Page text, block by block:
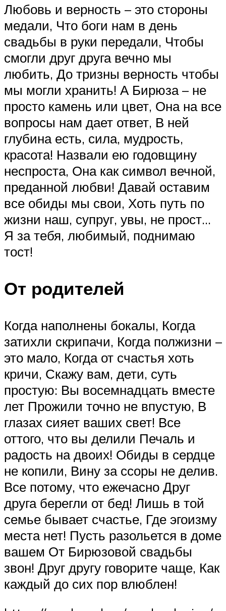
Любовь и верность – это стороны
медали, Что боги нам в день
свадьбы в руки передали, Чтобы
смогли друг друга вечно мы
любить, До тризны верность чтобы
мы могли хранить! А Бирюза – не
просто камень или цвет, Она на все
вопросы нам дает ответ, В ней
глубина есть, сила, мудрость,
красота! Назвали ею годовщину
неспроста, Она как символ вечной,
преданной любви! Давай оставим
все обиды мы свои, Хоть путь по
жизни наш, супруг, увы, не прост…
Я за тебя, любимый, поднимаю
тост!
От родителей
Когда наполнены бокалы, Когда
затихли скрипачи, Когда полжизни –
это мало, Когда от счастья хоть
кричи, Скажу вам, дети, суть
простую: Вы восемнадцать вместе
лет Прожили точно не впустую, В
глазах сияет ваших свет! Все
оттого, что вы делили Печаль и
радость на двоих! Обиды в сердце
не копили, Вину за ссоры не делив.
Все потому, что ежечасно Друг
друга берегли от бед! Лишь в той
семье бывает счастье, Где эгоизму
места нет! Пусть разольется в доме
вашем От Бирюзовой свадьбы
звон! Друг другу говорите чаще, Как
каждый до сих пор влюблен!